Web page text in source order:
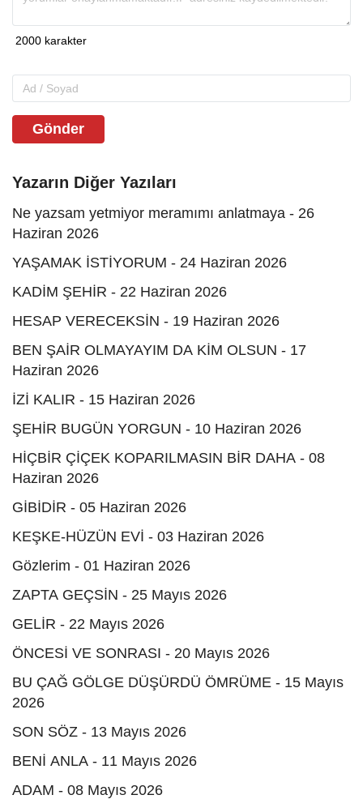
Gönder
Yazarın Diğer Yazıları
Ne yazsam yetmiyor meramımı anlatmaya - 26
Haziran 2026
YAŞAMAK İSTİYORUM - 24 Haziran 2026
KADİM ŞEHİR - 22 Haziran 2026
HESAP VERECEKSİN - 19 Haziran 2026
BEN ŞAİR OLMAYAYIM DA KİM OLSUN - 17
Haziran 2026
İZİ KALIR - 15 Haziran 2026
ŞEHİR BUGÜN YORGUN - 10 Haziran 2026
HİÇBİR ÇİÇEK KOPARILMASIN BİR DAHA - 08
Haziran 2026
GİBİDİR - 05 Haziran 2026
KEŞKE-HÜZÜN EVİ - 03 Haziran 2026
Gözlerim - 01 Haziran 2026
ZAPTA GEÇSİN - 25 Mayıs 2026
GELİR - 22 Mayıs 2026
ÖNCESİ VE SONRASI - 20 Mayıs 2026
BU ÇAĞ GÖLGE DÜŞÜRDÜ ÖMRÜME - 15 Mayıs
2026
SON SÖZ - 13 Mayıs 2026
BENİ ANLA - 11 Mayıs 2026
ADAM - 08 Mayıs 2026